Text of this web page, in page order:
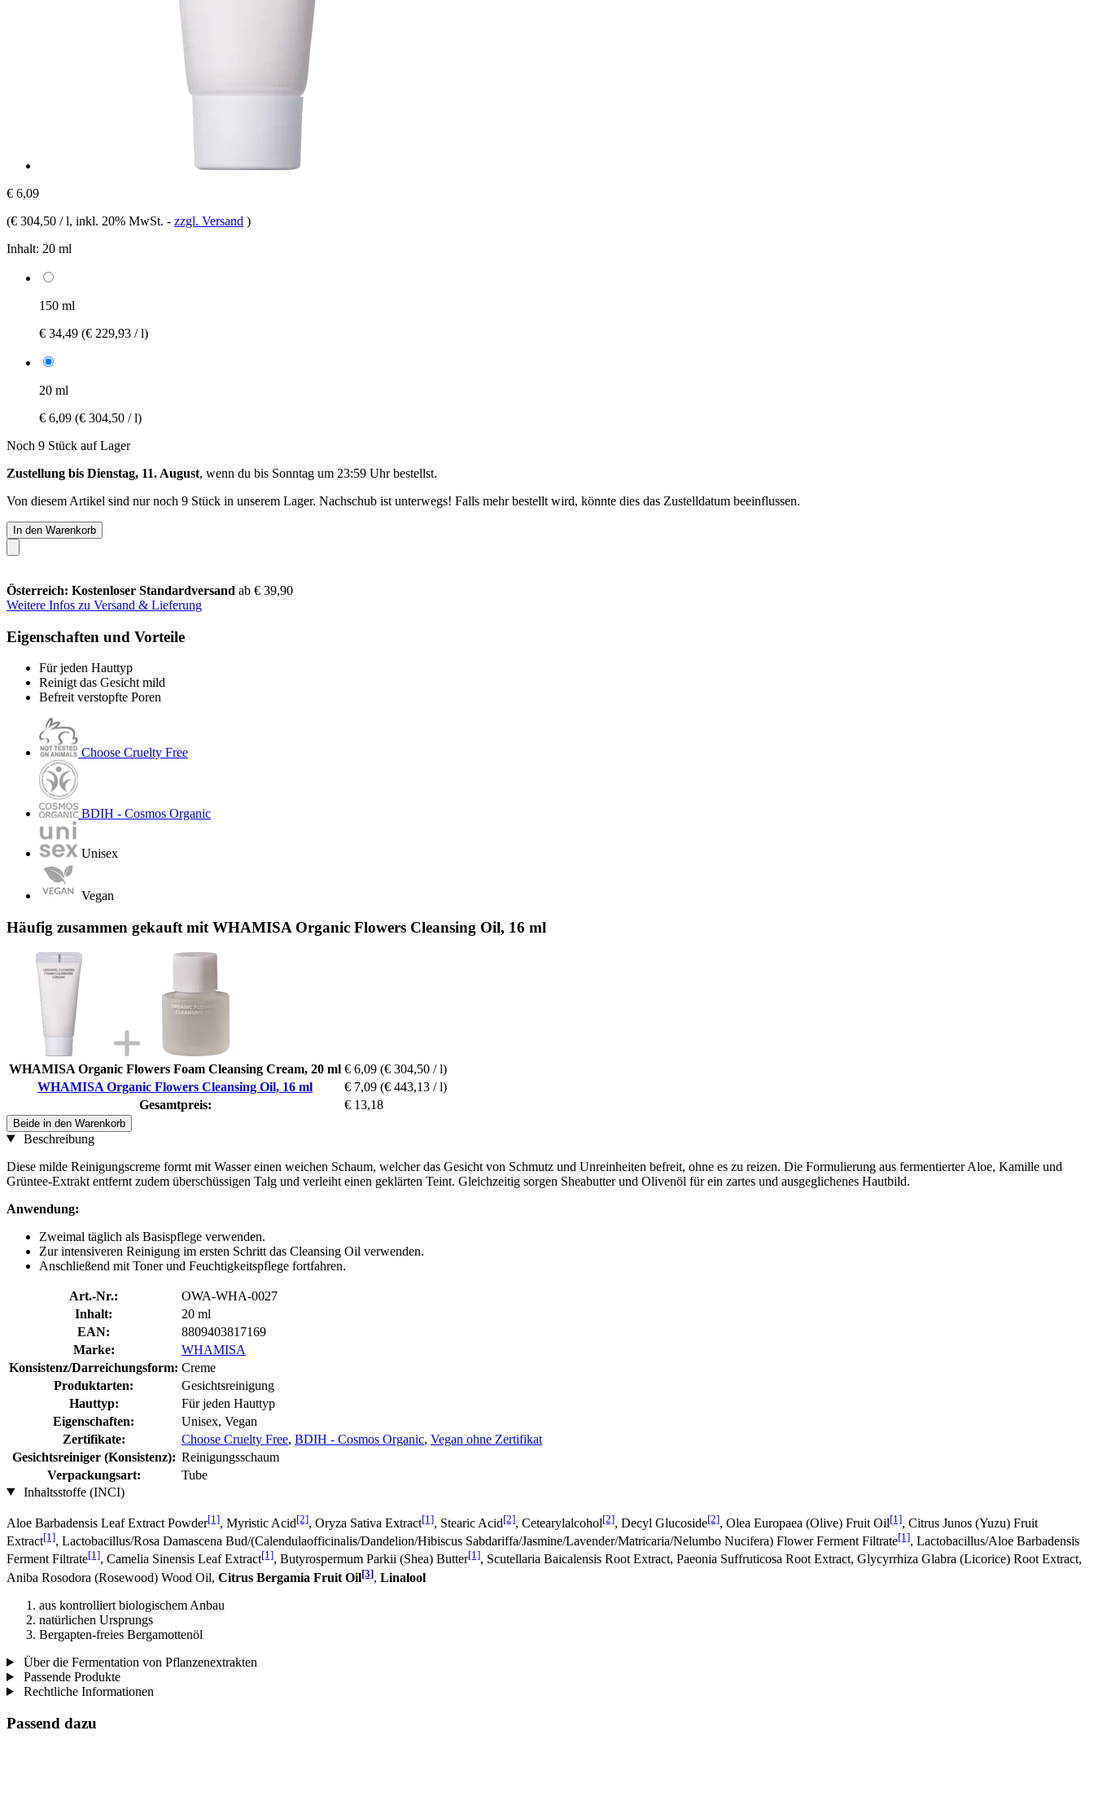
€ 6,09
(€ 304,50 / l, inkl. 20% MwSt. - zzgl. Versand )
Inhalt: 20 ml
150 ml
€ 34,49 (€ 229,93 / l)
20 ml
€ 6,09 (€ 304,50 / l)
Noch 9 Stück auf Lager
Zustellung bis Dienstag, 11. August, wenn du bis Sonntag um 23:59 Uhrbestellst.
Von diesem Artikel sind nur noch 9 Stück in unserem Lager. Nachschub ist unterwegs! Falls mehr bestellt wird, könnte dies das Zustelldatum beeinflussen.
In den Warenkorb
Österreich: Kostenloser Standardversand ab € 39,90
Weitere Infos zu Versand & Lieferung
Eigenschaften und Vorteile
Für jeden Hauttyp
Reinigt das Gesicht mild
Befreit verstopfte Poren
Choose Cruelty Free
BDIH - Cosmos Organic
Unisex
Vegan
Häufig zusammen gekauft mit WHAMISA Organic Flowers Cleansing Oil, 16 ml
WHAMISA Organic Flowers Foam Cleansing Cream, 20 ml € 6,09 (€ 304,50 / l)
WHAMISA Organic Flowers Cleansing Oil, 16 ml
€ 7,09 (€ 443,13 / l)
Gesamtpreis:
€ 13,18
Beide in den Warenkorb
Beschreibung
Diese milde Reinigungscreme formt mit Wasser einen weichen Schaum, welcher das Gesicht von Schmutz und Unreinheiten befreit, ohne es zu reizen. Die Formulierung aus fermentierter Aloe, Kamille und
Grüntee-Extrakt entfernt zudem überschüssigen Talg und verleiht einen geklärten Teint. Gleichzeitig sorgen Sheabutter und Olivenöl für ein zartes und ausgeglichenes Hautbild.
Anwendung:
Zweimal täglich als Basispflege verwenden.
Zur intensiveren Reinigung im ersten Schritt das Cleansing Oil verwenden.
Anschließend mit Toner und Feuchtigkeitspflege fortfahren.
Art.-Nr.:
OWA-WHA-0027
Inhalt:
20 ml
EAN:
8809403817169
Marke:
WHAMISA
Konsistenz/Darreichungsform: Creme
Produktarten:
Gesichtsreinigung
Hauttyp:
Für jeden Hauttyp
Eigenschaften:
Unisex, Vegan
Zertifikate:
Choose Cruelty Free, BDIH - Cosmos Organic, Vegan ohne Zertifikat
Gesichtsreiniger (Konsistenz): Reinigungsschaum
Verpackungsart:
Tube
Inhaltsstoffe (INCI)
Aloe Barbadensis Leaf Extract Powder[1], Myristic Acid[2], Oryza Sativa Extract[1], Stearic Acid[2], Cetearylalcohol[2], Decyl Glucoside[2], Olea Europaea (Olive) Fruit Oil[1], Citrus Junos (Yuzu) Fruit
Extract[1], Lactobacillus/Rosa Damascena Bud/(Calendulaofficinalis/Dandelion/Hibiscus Sabdariffa/Jasmine/Lavender/Matricaria/Nelumbo Nucifera) Flower Ferment Filtrate[1], Lactobacillus/Aloe Barbadensis
Ferment Filtrate[1], Camelia Sinensis Leaf Extract[1], Butyrospermum Parkii (Shea) Butter[1], Scutellaria Baicalensis Root Extract, Paeonia Suffruticosa Root Extract, Glycyrrhiza Glabra (Licorice) Root Extract,
Aniba Rosodora (Rosewood) Wood Oil, Citrus Bergamia Fruit Oil[3], Linalool
aus kontrolliert biologischem Anbau
natürlichen Ursprungs
Bergapten-freies Bergamottenöl
Über die Fermentation von Pflanzenextrakten
Passende Produkte
Rechtliche Informationen
Passend dazu